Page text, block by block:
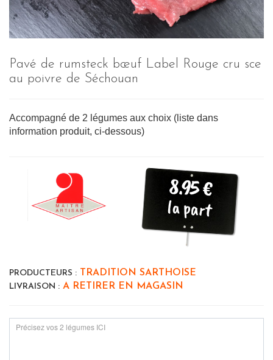
Pavé de rumsteck bœuf Label Rouge cru sce
au poivre de Séchouan
Accompagné de 2 légumes aux choix (liste dans
information produit, ci-dessous)
8.95 €
la part
PRODUCTEURS : TRADITION SARTHOISE
LIVRAISON : A RETIRER EN MAGASIN